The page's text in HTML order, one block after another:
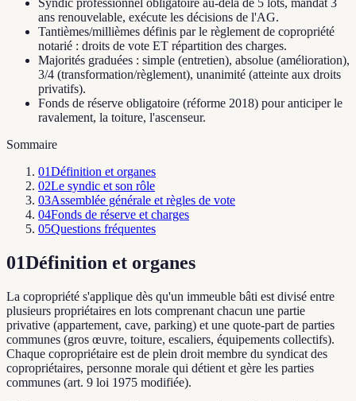
ans renouvelable, exécute les décisions de l'AG.
Tantièmes/millièmes définis par le règlement de copropriété
notarié : droits de vote ET répartition des charges.
Majorités graduées : simple (entretien), absolue (amélioration),
3/4 (transformation/règlement), unanimité (atteinte aux droits
privatifs).
Fonds de réserve obligatoire (réforme 2018) pour anticiper le
ravalement, la toiture, l'ascenseur.
Sommaire
01Définition et organes
02Le syndic et son rôle
03Assemblée générale et règles de vote
04Fonds de réserve et charges
05Questions fréquentes
01Définition et organes
La copropriété s'applique dès qu'un immeuble bâti est divisé entre
plusieurs propriétaires en lots comprenant chacun une partie
privative (appartement, cave, parking) et une quote-part de parties
communes (gros œuvre, toiture, escaliers, équipements collectifs).
Chaque copropriétaire est de plein droit membre du syndicat des
copropriétaires, personne morale qui détient et gère les parties
communes (art. 9 loi 1975 modifiée).